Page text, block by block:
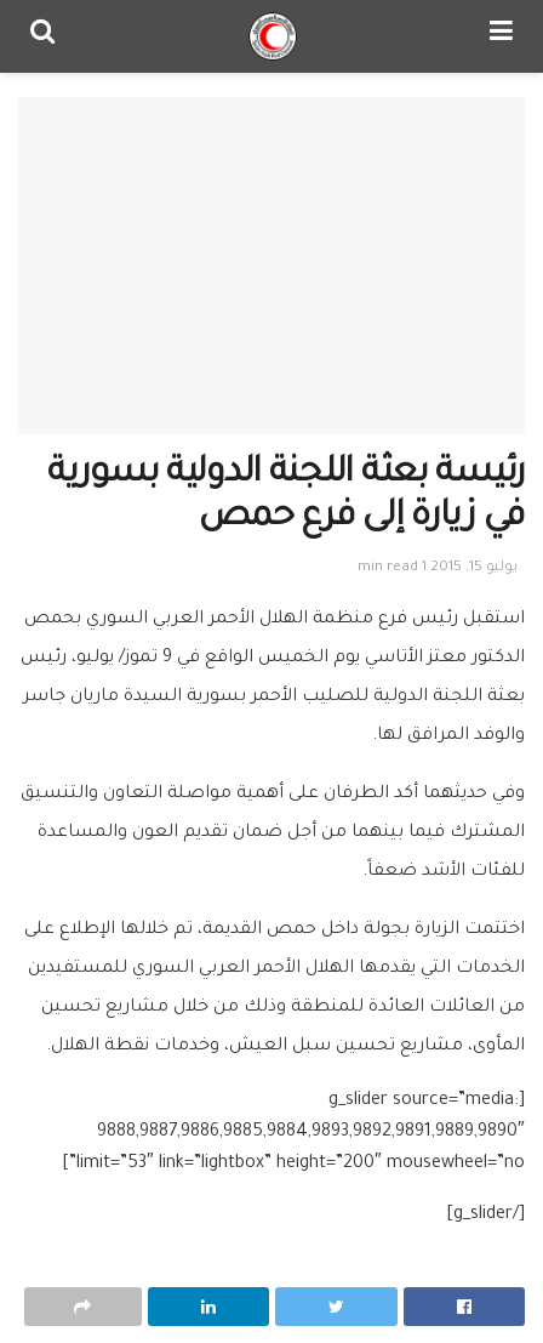
رئيسة بعثة اللجنة الدولية بسورية
في زيارة إلى فرع حمص
يوليو 15, 2015 1 min read
استقبل رئيس فرع منظمة الهلال الأحمر العربي السوري بحمص
الدكتور معتز الأتاسي يوم الخميس الواقع في 9 تموز/ يوليو، رئيس
بعثة اللجنة الدولية للصليب الأحمر بسورية السيدة ماريان جاسر
والوفد المرافق لها.
وفي حديثهما أكد الطرفان على أهمية مواصلة التعاون والتنسيق
المشترك فيما بينهما من أجل ضمان تقديم العون والمساعدة
للفئات الأشد ضعفاً.
اختتمت الزيارة بجولة داخل حمص القديمة، تم خلالها الإطلاع على
الخدمات التي يقدمها الهلال الأحمر العربي السوري للمستفيدين
من العائلات العائدة للمنطقة وذلك من خلال مشاريع تحسين
المأوى، مشاريع تحسين سبل العيش، وخدمات نقطة الهلال.
[g_slider source=”media:
9888,9887,9886,9885,9884,9893,9892,9891,9889,9890″
limit=”53″ link=”lightbox” height=”200″ mousewheel=”no”]
[/g_slider]